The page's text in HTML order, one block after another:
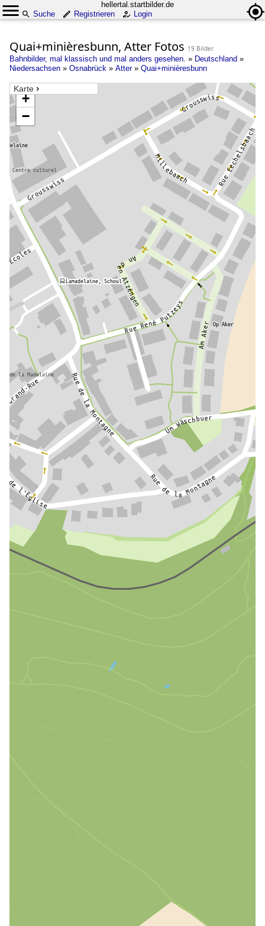
hellertal.startbilder.de
Suche
Registrieren Login
Quai+minièresbunn, Atter Fotos 19 Bilder
Bahnbilder, mal klassisch und mal anders gesehen. » Deutschland »
Niedersachsen » Osnabrück » Atter» Quai+minièresbunn
Karte
+
−